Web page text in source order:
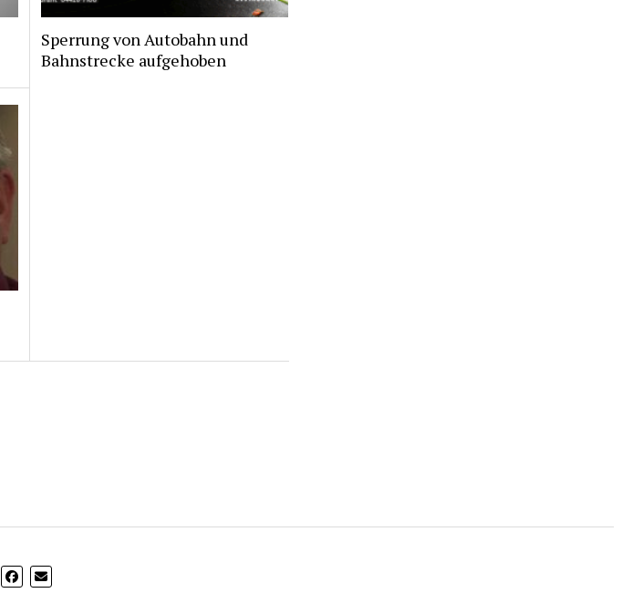
Sperrung von Autobahn und
Bahnstrecke aufgehoben